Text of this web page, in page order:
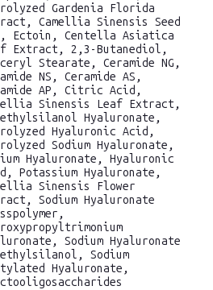
Gardenia Florida
Camellia Sinensis Seed
Ectoin, Centella Asiatica
Extract, 2,3-Butanediol,
Stearate, Ceramide NG,
NS, Ceramide AS,
AP, Citric Acid,
Sinensis Leaf Extract,
Hyaluronate,
Hyaluronic Acid,
Sodium Hyaluronate,
Hyaluronate, Hyaluronic
Potassium Hyaluronate,
Sinensis Flower
Sodium Hyaluronate
Sodium Hyaluronate
Sodium
Hyaluronate,